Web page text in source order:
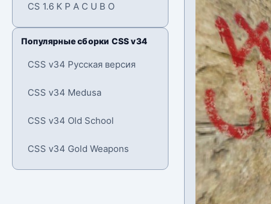
CS 1.6 K P A C U B O
Популярные сборки CSS v34
CSS v34 Русская версия
CSS v34 Medusa
CSS v34 Old School
CSS v34 Gold Weapons